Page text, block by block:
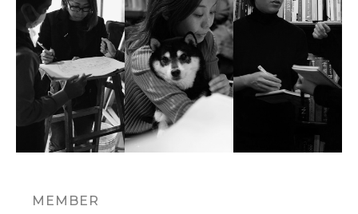
MEMBER